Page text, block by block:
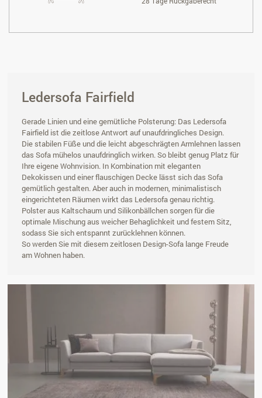
Ledersofa Fairfield
Gerade Linien und eine gemütliche Polsterung: Das Ledersofa
Fairfield ist die zeitlose Antwort auf unaufdringliches Design.
Die stabilen Füße und die leicht abgeschrägten Armlehnen lassen
das Sofa mühelos unaufdringlich wirken. So bleibt genug Platz für
Ihre eigene Wohnvision. In Kombination mit eleganten
Dekokissen und einer flauschigen Decke lässt sich das Sofa
gemütlich gestalten. Aber auch in modernen, minimalistisch
eingerichteten Räumen wirkt das Ledersofa genau richtig.
Polster aus Kaltschaum und Silikonbällchen sorgen für die
optimale Mischung aus weicher Behaglichkeit und festem Sitz,
sodass Sie sich entspannt zurücklehnen können.
So werden Sie mit diesem zeitlosen Design-Sofa lange Freude
am Wohnen haben.